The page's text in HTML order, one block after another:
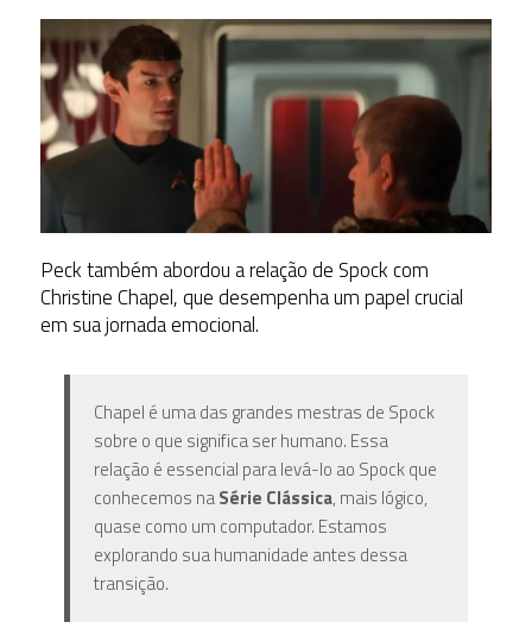
Peck também abordou a relação de Spock com
Christine Chapel, que desempenha um papel crucial
em sua jornada emocional.
Chapel é uma das grandes mestras de Spock
sobre o que significa ser humano. Essa
relação é essencial para levá-lo ao Spock que
conhecemos naSérie Clássica, mais lógico,
quase como um computador. Estamos
explorando sua humanidade antes dessa
transição.